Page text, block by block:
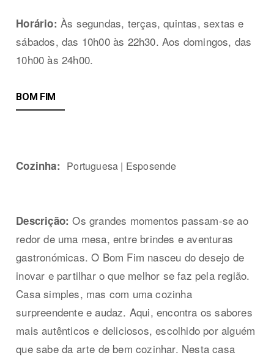
Horário: Às segundas, terças, quintas, sextas e
sábados, das 10h00 às 22h30. Aos domingos, das
10h00 às 24h00.
BOM FIM
Cozinha: Portuguesa | Esposende
Descrição:Os grandes momentos passam-se ao
redor de uma mesa, entre brindes e aventuras
gastronómicas. O Bom Fim nasceu do desejo de
inovar e partilhar o que melhor se faz pela região.
Casa simples, mas com uma cozinha
surpreendente e audaz. Aqui, encontra os sabores
mais autênticos e deliciosos, escolhido por alguém
que sabe da arte de bem cozinhar. Nesta casa